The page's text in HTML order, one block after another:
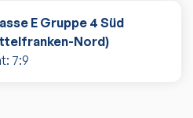
E Gruppe 4 Süd
Nord)
7:9